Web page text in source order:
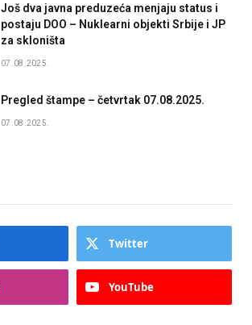
Još dva javna preduzeća menjaju status i
postaju DOO – Nuklearni objekti Srbije i JP
za skloništa
07.08.2025.
Pregled štampe – četvrtak 07.08.2025.
07.08.2025.
Twitter
YouTube